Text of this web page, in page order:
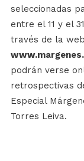
seleccionadas
entre el 11 y el
través de la
podrán verse
retrospectivas
Especial
Torres Leiva.